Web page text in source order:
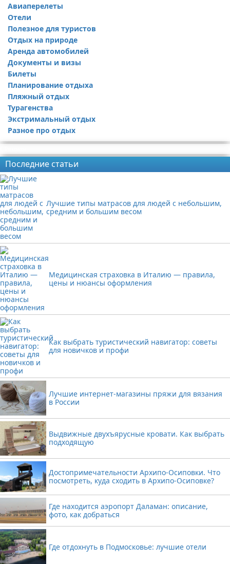
Авиаперелеты
Отели
Полезное для туристов
Отдых на природе
Аренда автомобилей
Документы и визы
Билеты
Планирование отдыха
Пляжный отдых
Турагенства
Экстримальный отдых
Разное про отдых
Последние статьи
Лучшие типы матрасов для людей с небольшим,
средним и большим весом
Медицинская страховка в Италию — правила,
цены и нюансы оформления
Как выбрать туристический навигатор: советы
для новичков и профи
Лучшие интернет-магазины пряжи для вязания
в России
Выдвижные двухъярусные кровати. Как выбрать
подходящую
Достопримечательности Архипо-Осиповки. Что
посмотреть, куда сходить в Архипо-Осиповке?
Где находится аэропорт Даламан: описание,
фото, как добраться
Где отдохнуть в Подмосковье: лучшие отели